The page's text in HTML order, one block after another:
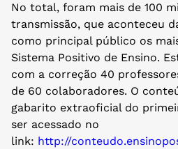
No total, foram mais de 100
transmissão, que aconteceu
como principal público os
Sistema Positivo de Ensino.
com a correção 40
de 60 colaboradores. O
gabarito extraoficial do
ser acessado no
link: http://